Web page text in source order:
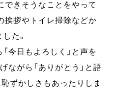
できそうなことをやって
挨拶やトイレ掃除などか
た。
今日もよろしく」と声を
ながら「ありがとう」と語
ずかしさもあったりしま